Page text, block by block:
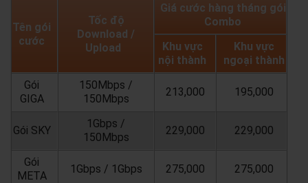
Tên gói
cước
Tốc độ
Download /
Upload
Giá cước hàng tháng gói
Combo
Khu vực
nội thành
Khu vực
ngoại thành
Gói
GIGA
150Mbps /
150Mbps
213,000 195,000
Gói SKY
1Gbps /
150Mbps
229,000 229,000
Gói
META
1Gbps / 1Gbps 275,000 275,000